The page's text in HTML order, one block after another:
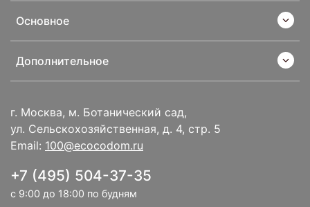
г. Москва, м. Ботанический сад,
ул. Сельскохозяйственная, д. 4, стр. 5
Email: 100@ecocodom.ru
+7 (495) 504-37-35
с 9:00 до 18:00 по будням
Основное
Дополнительное